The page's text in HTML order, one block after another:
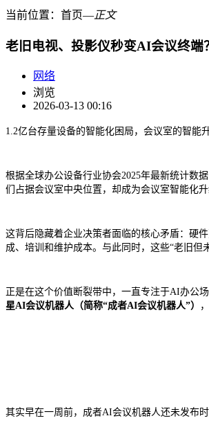
当前位置： 首页―正文
老旧电视、投影仪秒变AI会议终
网络
浏览
2026-03-13 00:16
1.2亿台存量设备的智能化困局，会议室的智能
根据全球办公设备行业协会2025年最新统计数
们占据会议室中央位置，却成为会议室智能化升
这背后隐藏着企业决策者面临的核心矛盾：硬
成、培训和维护成本。与此同时，这些“老旧但
正是在这个价值断裂带中，一直专注于AI办公
星AI会议机器人（简称“成者AI会议机器人”）
其实早在一周前，成者AI会议机器人还未发布